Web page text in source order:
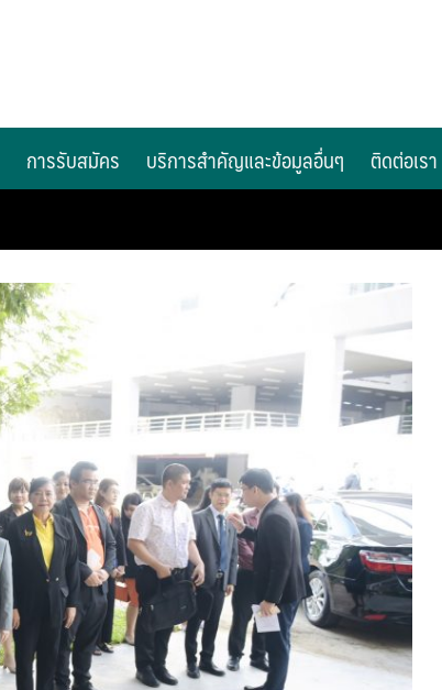
การรับสมัคร บริการสำคัญและข้อมูลอื่นๆ ติดต่อเรา